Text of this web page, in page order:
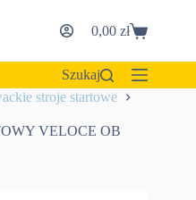
Koszyk
0,00zł
Szukaj
stroje startowe
VELOCE OB